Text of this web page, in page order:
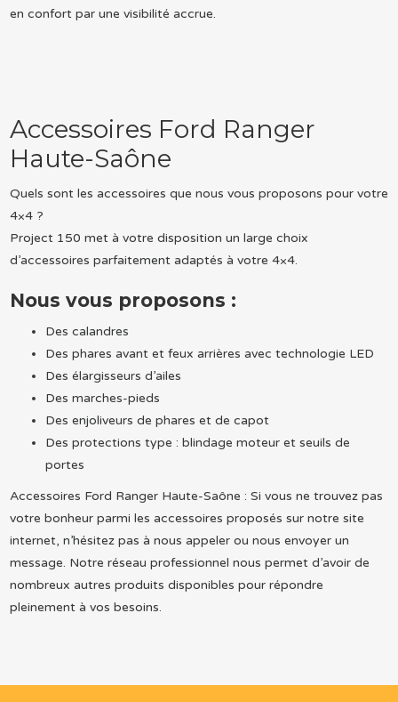
en confort par une visibilité accrue.
Accessoires Ford Ranger
Haute-Saône
Quels sont les accessoires que nous vous proposons pour votre
4×4 ?
Project 150 met à votre disposition un large choix
d’accessoires parfaitement adaptés à votre 4×4.
Nous vous proposons :
Des calandres
Des phares avant et feux arrières avec technologie LED
Des élargisseurs d’ailes
Des marches-pieds
Des enjoliveurs de phares et de capot
Des protections type : blindage moteur et seuils de
portes
Accessoires Ford Ranger Haute-Saône : Si vous ne trouvez pas
votre bonheur parmi les accessoires proposés sur notre site
internet, n’hésitez pas à nous appeler ou nous envoyer un
message. Notre réseau professionnel nous permet d’avoir de
nombreux autres produits disponibles pour répondre
pleinement à vos besoins.